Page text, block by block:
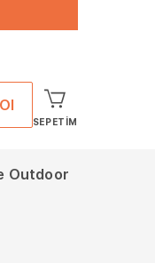
SEPETIM
Outdoor